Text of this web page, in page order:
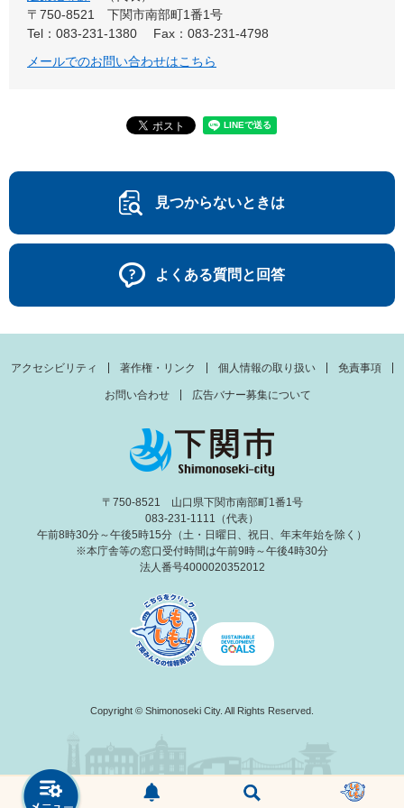
〒750-8521
下関市南部町1番1号
Tel：083-231-1380
Fax：083-231-4798
メールでのお問い合わせはこちら
見つからないときは
よくある質問と回答
アクセシビリティ 著作権・リンク 個人情報の取り扱い 免責事項
お問い合わせ 広告バナー募集について
〒750-8521 山口県下関市南部町1番1号
083-231-1111（代表）
午前8時30分～午後5時15分（土・日曜日、祝日、年末年始を除く）
※本庁舎等の窓口受付時間は午前9時～午後4時30分
法人番号4000020352012
Copyright © Shimonoseki City. All Rights Reserved.